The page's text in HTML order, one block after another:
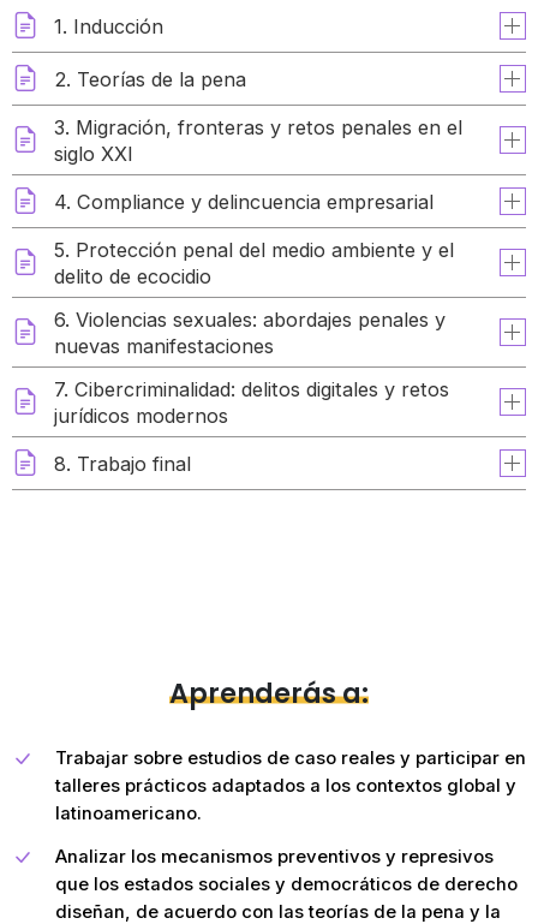
1. Inducción
2. Teorías de la pena
3. Migración, fronteras y retos penales en el
siglo XXI
4. Compliance y delincuencia empresarial
5. Protección penal del medio ambiente y el
delito de ecocidio
6. Violencias sexuales: abordajes penales y
nuevas manifestaciones
7. Cibercriminalidad: delitos digitales y retos
jurídicos modernos
8. Trabajo final
Aprenderás a:
Trabajar sobre estudios de caso reales y participar en
talleres prácticos adaptados a los contextos global y
latinoamericano.
Analizar los mecanismos preventivos y represivos
que los estados sociales y democráticos de derecho
diseñan, de acuerdo con las teorías de la pena y la